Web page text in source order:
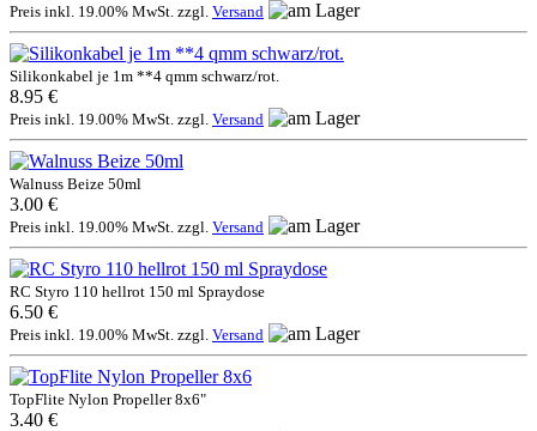
Preis inkl. 19.00% MwSt. zzgl. Versand
Silikonkabel je 1m **4 qmm schwarz/rot.
8.95 €
Preis inkl. 19.00% MwSt. zzgl. Versand
Walnuss Beize 50ml
3.00 €
Preis inkl. 19.00% MwSt. zzgl. Versand
RC Styro 110 hellrot 150 ml Spraydose
6.50 €
Preis inkl. 19.00% MwSt. zzgl. Versand
TopFlite Nylon Propeller 8x6"
3.40 €